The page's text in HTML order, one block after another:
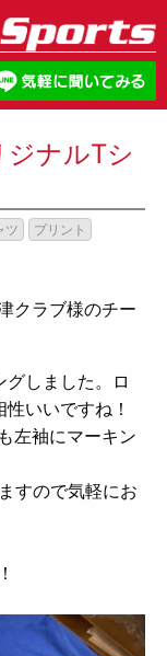
ナルTシ
ツ プリント
クラブ様のチー
しました。ロ
いいですね！
左袖にマーキン
すので気軽にお